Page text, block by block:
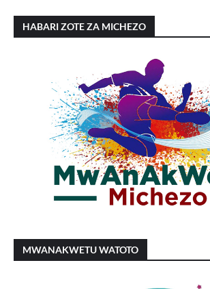
HABARI ZOTE ZA MICHEZO
MWANAKWETU WATOTO